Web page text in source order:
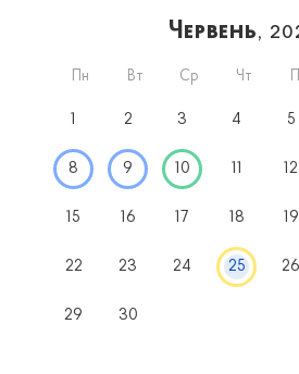
Червень,
Пн Вт Ср Чт
1 2 3 4 5
8 9 10 11 12
15 16 17 18 19
22 23 24 25 26
29 30